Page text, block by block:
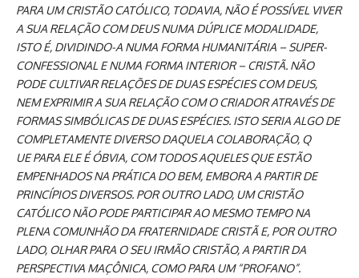
PARA UM CRISTÃO CATÓLICO, TODAVIA, NÃO É POSSÍVEL VIVER
A SUA RELAÇÃO COM DEUS NUMA DÚPLICE MODALIDADE,
ISTO É, DIVIDINDO-A NUMA FORMA HUMANITÁRIA – SUPER-
CONFESSIONAL E NUMA FORMA INTERIOR – CRISTÃ. NÃO
PODE CULTIVAR RELAÇÕES DE DUAS ESPÉCIES COM DEUS,
NEM EXPRIMIR A SUA RELAÇÃO COM O CRIADOR ATRAVÉS DE
FORMAS SIMBÓLICAS DE DUAS ESPÉCIES. ISTO SERIA ALGO DE
COMPLETAMENTE DIVERSO DAQUELA COLABORAÇÃO, Q
UE PARA ELE É ÓBVIA, COM TODOS AQUELES QUE ESTÃO
EMPENHADOS NA PRÁTICA DO BEM, EMBORA A PARTIR DE
PRINCÍPIOS DIVERSOS. POR OUTRO LADO, UM CRISTÃO
CATÓLICO NÃO PODE PARTICIPAR AO MESMO TEMPO NA
PLENA COMUNHÃO DA FRATERNIDADE CRISTÃ E, POR OUTRO
LADO, OLHAR PARA O SEU IRMÃO CRISTÃO, A PARTIR DA
PERSPECTIVA MAÇÔNICA, COMO PARA UM “PROFANO”.